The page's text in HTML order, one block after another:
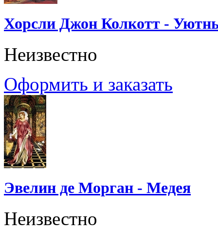
Хорсли Джон Колкотт -
Неизвестно
Оформить и заказать
Эвелин де Морган - Медея
Неизвестно